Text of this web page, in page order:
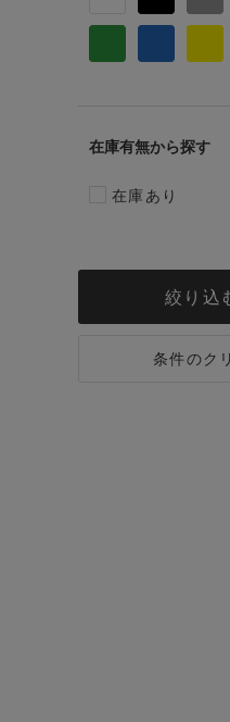
在庫有無
在庫あり
絞り込
条件のク